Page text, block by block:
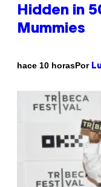
Hidden in
Mummies
hace 10 horasPor